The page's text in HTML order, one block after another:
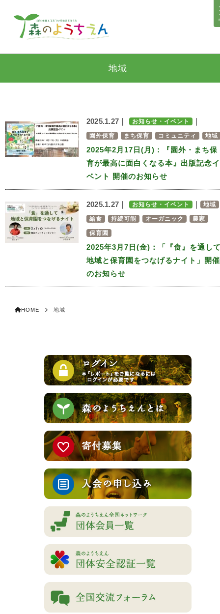
地域
2025.1.27｜ お知らせ・イベント
園外保育 まち保育 コミュニティ 地域
2025年2月17日(月)：『園外・まち保
育が最高に面白くなる本』出版記念イ
ベント 開催のお知らせ
2025.1.27｜ お知らせ・イベント 地域
給食 持続可能 オーガニック 農家
保育園
2025年3月7日(金)：「『食』を通し
地域と保育園をつなげるナイト」開催
のお知らせ
HOME 地域